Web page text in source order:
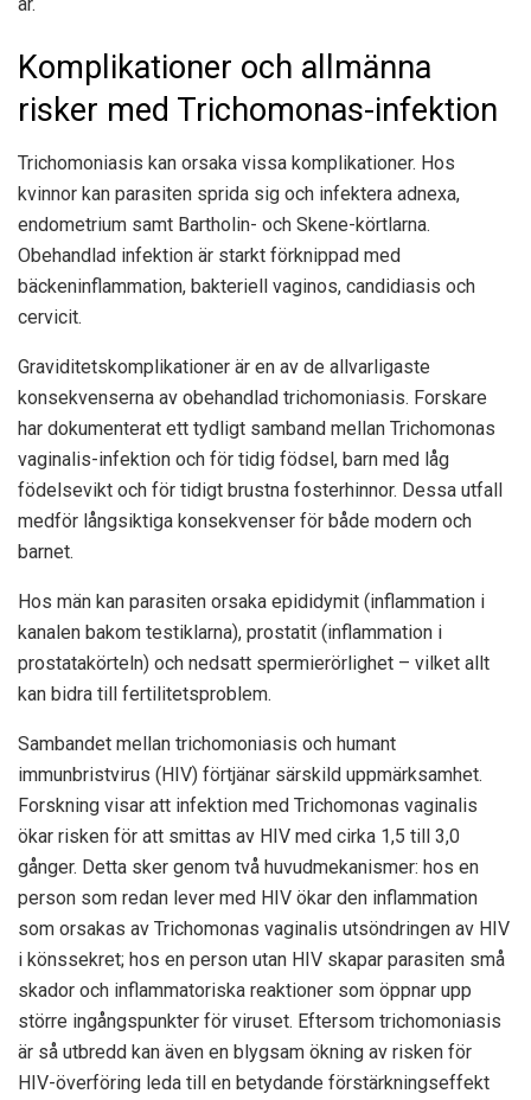
Komplikationer och allmänna
risker med Trichomonas-infektion
Trichomoniasis kan orsaka vissa komplikationer. Hos
kvinnor kan parasiten sprida sig och infektera adnexa,
endometrium samt Bartholin- och Skene-körtlarna.
Obehandlad infektion är starkt förknippad med
bäckeninflammation, bakteriell vaginos, candidiasis och
cervicit.
Graviditetskomplikationer är en av de allvarligaste
konsekvenserna av obehandlad trichomoniasis. Forskare
har dokumenterat ett tydligt samband mellan Trichomonas
vaginalis-infektion och för tidig födsel, barn med låg
födelsevikt och för tidigt brustna fosterhinnor. Dessa utfall
medför långsiktiga konsekvenser för både modern och
barnet.
Hos män kan parasiten orsaka epididymit (inflammation i
kanalen bakom testiklarna), prostatit (inflammation i
prostatakörteln) och nedsatt spermierörlighet – vilket allt
kan bidra till fertilitetsproblem.
Sambandet mellan trichomoniasis och humant
immunbristvirus (HIV) förtjänar särskild uppmärksamhet.
Forskning visar att infektion med Trichomonas vaginalis
ökar risken för att smittas av HIV med cirka 1,5 till 3,0
gånger. Detta sker genom två huvudmekanismer: hos en
person som redan lever med HIV ökar den inflammation
som orsakas av Trichomonas vaginalis utsöndringen av HIV
i könssekret; hos en person utan HIV skapar parasiten små
skador och inflammatoriska reaktioner som öppnar upp
större ingångspunkter för viruset. Eftersom trichomoniasis
är så utbredd kan även en blygsam ökning av risken för
HIV-överföring leda till en betydande förstärkningseffekt